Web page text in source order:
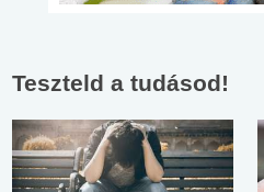
Teszteld a tudásod!